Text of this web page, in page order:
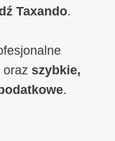
Taxando.
oraz szybkie,
.